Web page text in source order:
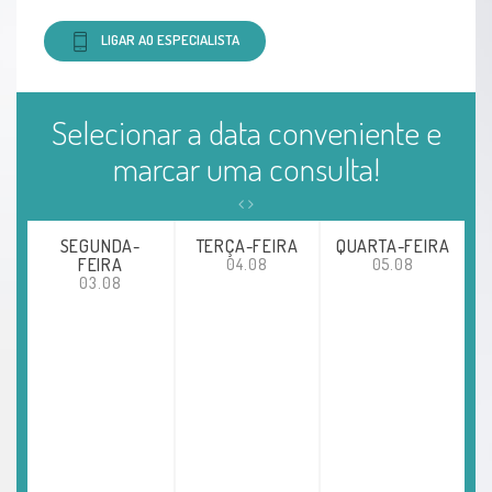
Tosse
Tristeza profunda e prolongada
Emagrecimento
LIGAR AO ESPECIALISTA
Selecionar a data conveniente e
marcar uma consulta!
SEGUNDA-
FEIRA
03.08
TERÇA-FEIRA
04.08
QUARTA-FEIRA
05.08